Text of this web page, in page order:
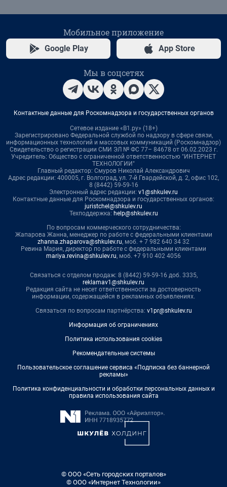
Мобильное приложение
Google Play App Store
Мы в соцсетях
Контактные данные для Роскомнадзора и государственных органов
Сетевое издание «В1.ру» (18+)
Зарегистрировано Федеральной службой по надзору в сфере связи,
информационных технологий и массовых коммуникаций (Роскомнадзор)
Свидетельство о регистрации СМИ ЭЛ № ФС 77– 84678 от 06.02.2023 г.
Учредитель: Общество с ограниченной ответственностью "ИНТЕРНЕТ
ТЕХНОЛОГИИ"
Главный редактор: Смуров Николай Александрович
Адрес редакции: 400005, г. Волгоград, ул. 7-й Гвардейской, д. 2, офис 102,
8 (8442) 59-59-16
Электронный адрес редакции: v1@shkulev.ru
Контактные данные для Роскомнадзора и государственных органов:
juristchel@shkulev.ru
Техподдержка: help@shkulev.ru
По вопросам коммерческого сотрудничества:
Жапарова Жанна, менеджер по работе с федеральными клиентами
zhanna.zhaparova@shkulev.ru, моб. + 7 982 640 34 32
Ревина Мария, директор по работе с федеральными клиентами
mariya.revina@shkulev.ru, моб. +7 910 402 4056
Связаться с отделом продаж: 8 (8442) 59-59-16 доб. 3335,
reklamav1@shkulev.ru
Редакция сайта не несет ответственности за достоверность
информации, содержащейся в рекламных объявлениях.
Связаться по вопросам партнёрства: v1pr@shkulev.ru
Информация об ограничениях
Политика использования cookies
Рекомендательные системы
Пользовательское соглашение сервиса «Подписка без баннерной
рекламы»
Политика конфиденциальности и обработки персональных данных и
правила использования сайта
© ООО «Сеть городских порталов»
© ООО «Интернет Технологии»